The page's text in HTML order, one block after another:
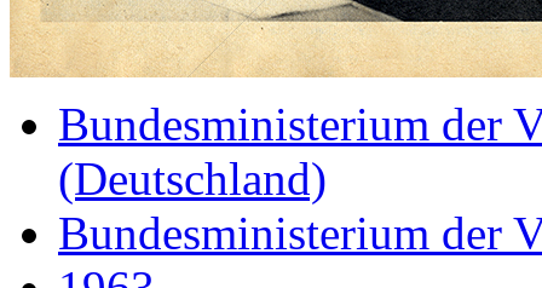
Bundesministerium der
(Deutschland)
Bundesministerium der